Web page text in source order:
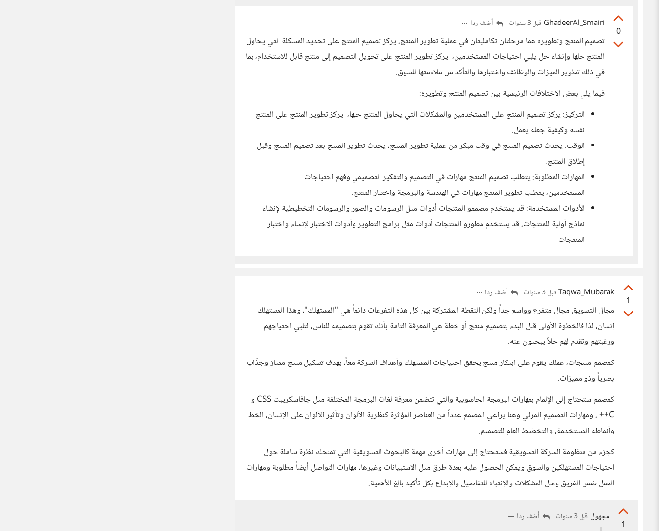
0
GhadeerAl_Smairi قبل 3 سنوات أضف ردا
تصميم المنتج وتطويره هما مرحلتان تكامليتان في عملية تطوير المنتج، يركز تصميم المنتج على تحديد المشكلة التي يحاول
المنتج حلها وإنشاء حل يلبي احتياجات المستخدمين، يركز تطوير المنتج على تحويل التصميم إلى منتج قابل للاستخدام، بما
في ذلك تطوير الميزات والوظائف واختبارها والتأكد من ملاءمتها للسوق.
فيما يلي بعض الاختلافات الرئيسية بين تصميم المنتج وتطويره:
التركيز: يركز تصميم المنتج على المستخدمين والمشكلات التي يحاول المنتج حلها، يركز تطوير المنتج على المنتج
نفسه وكيفية جعله يعمل.
الوقت: يحدث تصميم المنتج في وقت مبكر من عملية تطوير المنتج، يحدث تطوير المنتج بعد تصميم المنتج وقبل
إطلاق المنتج.
المهارات المطلوبة: يتطلب تصميم المنتج مهارات في التصميم والتفكير التصميمي وفهم احتياجات
المستخدمين، يتطلب تطوير المنتج مهارات في الهندسة والبرمجة واختبار المنتج.
الأدوات المستخدمة: قد يستخدم مصممو المنتجات أدوات مثل الرسومات والصور والرسومات التخطيطية لإنشاء
نماذج أولية للمنتجات، قد يستخدم مطورو المنتجات أدوات مثل برامج التطوير وأدوات الاختبار لإنشاء واختبار
المنتجات
1
Taqwa_Mubarak قبل 3 سنوات أضف ردا
مجال التسويق مجال متفرع وواسع جداً ولكن النقطة المشتركة بين كل هذه التفرعات دائماً هي "المستهلك"، وهذا المستهلك
إنسان، لذا فالخطوة الأولى قبل البدء بتصميم منتج أو خطة هي المعرفة التامة بأنك تقوم بتصميمه للناس، لتلبي احتياجهم
ورغبتهم وتقدم لهم حلاً يبحثون عنه.
كمصمم منتجات، عملك يقوم على ابتكار منتج يحقق احتياجات المستهلك وأهداف الشركة معاً، بهدف تشكيل منتج ممتاز وجذّاب
بصرياً وذو مميزات.
كمصمم ستحتاج إلى الإلمام بمهارات البرمجة الحاسوبية والتي تتضمن معرفة لغات البرمجة المختلفة مثل جافاسكريبت CSS و
C++ ، ومهارات التصميم المرئي وهنا يراعي المصمم عدداً من العناصر المؤثرة كنظرية الألوان وتأثير الألوان على الإنسان، الخط
وأنماطه المستخدمة، والتخطيط العام للتصميم.
كجزء من منظومة الشركة التسويقية فستحتاج إلى مهارات أخرى مهمة كالبحوث التسويقية التي تمنحك نظرة شاملة حول
احتياجات المستهلكين والسوق ويمكن الحصول عليه بعدة طرق مثل الاستبيانات وغيرها، مهارات التواصل أيضاً مطلوبة ومهارات
العمل ضمن الفريق وحل المشكلات والإنتباه للتفاصيل والإبداع بكل تأكيد بالغ الأهمية.
1
مجهول قبل 3 سنوات
أضف ردا